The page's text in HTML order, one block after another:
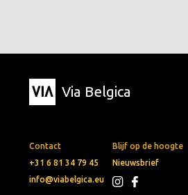
Via Belgica
Contact
+31 6 81 34 79 45
info@viabelgica.eu
Blijf op de hoogte
Nieuwsbrief